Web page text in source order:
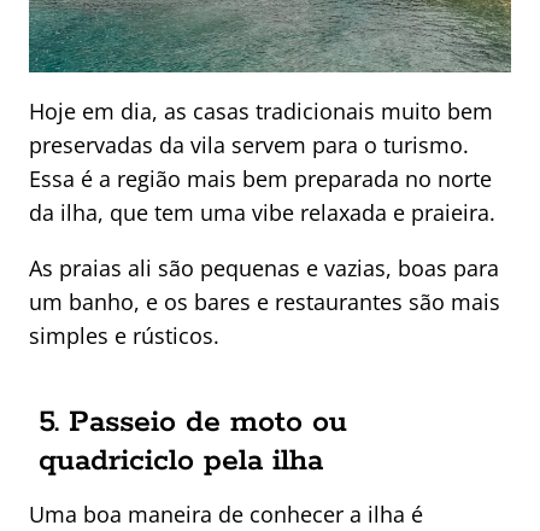
Hoje em dia, as casas tradicionais muito bem
preservadas da vila servem para o turismo.
Essa é a região mais bem preparada no norte
da ilha, que tem uma vibe relaxada e praieira.
As praias ali são pequenas e vazias, boas para
um banho, e os bares e restaurantes são mais
simples e rústicos.
5. Passeio de moto ou
quadriciclo pela ilha
Uma boa maneira de conhecer a ilha é